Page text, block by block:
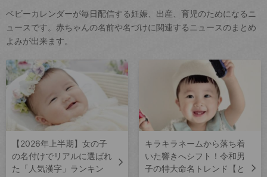
ベビーカレンダーが毎日配信する妊娠、出産、育児のためになるニ
ュースです。赤ちゃんの名前や名づけに関連するニュースのまとめ
よみが出来ます。
【2026年上半期】女の子
の名付けでリアルに選ばれ
た「人気漢字」ランキン
キラキラネームから落ち着
いた響きへシフト！令和男
子の特大命名トレンド【と